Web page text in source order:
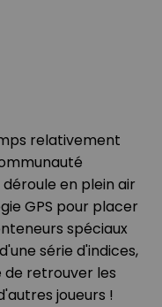
relativement
en plein air
GPS pour placer
spéciaux
série d'indices,
retrouver les
joueurs !